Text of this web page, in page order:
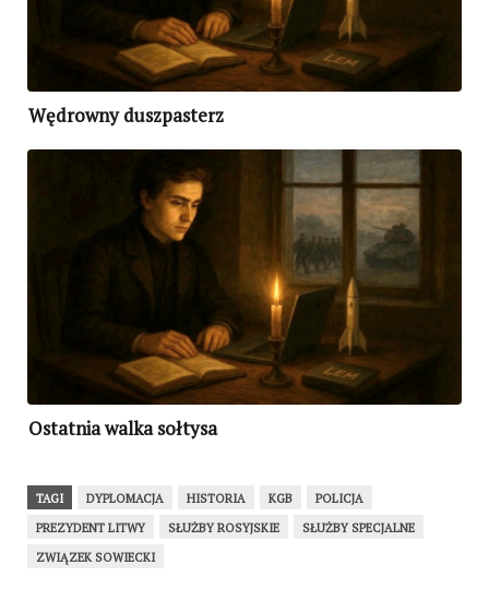
Wędrowny duszpasterz
Ostatnia walka sołtysa
TAGI DYPLOMACJA HISTORIA KGB
POLICJA
PREZYDENT LITWY
SŁUŻBY ROSYJSKIE
SŁUŻBY SPECJALNE
ZWIĄZEK SOWIECKI